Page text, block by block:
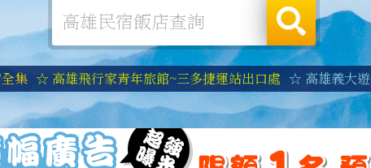
集 ☆ 高雄飛行家青年旅館~三多捷運站出口處 ☆ 高雄義大